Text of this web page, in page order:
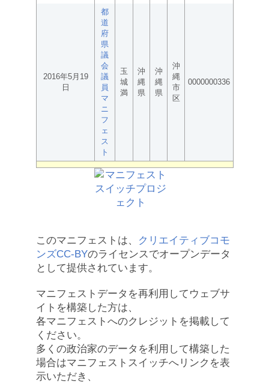
2016年5月19
日
都
道
府
県
議
会
議
員
マ
ニ
フ
ェ
ス
ト
玉
城
満
沖
縄
県
沖
縄
県
沖
縄
市
区
0000000336
このマニフェストは、
クリエイティブコモ
ンズCC-BYのライセンスでオープンデータ
として提供されています。
マニフェストデータを再利用してウェブサ
イトを構築した方は、
各マニフェストへのクレジットを掲載して
ください。
多くの政治家のデータを利用して構築した
場合はマニフェストスイッチへリンクを表
示いただき、